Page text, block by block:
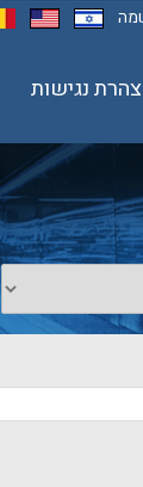
נגישות